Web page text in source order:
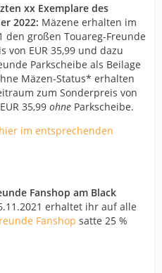
xx Exemplare des
2022: Mäzene erhalten im
den großen Touareg-Freunde
von EUR 35,99 und dazu
Parkscheibe als Beilage
Mäzen-Status* erhalten
zum Sonderpreis von
35,99 ohne Parkscheibe.
hier im entsprechenden
Fanshop am Black
erhaltet ihr auf alle
Fanshop satte 25 %